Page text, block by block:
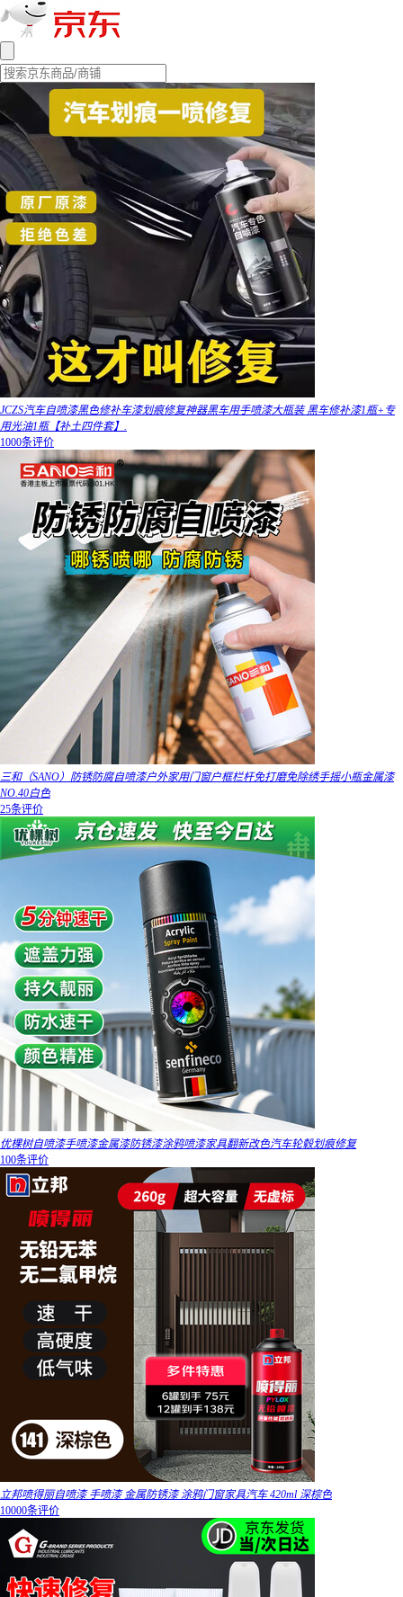
JCZS汽车自喷漆黑色修补车漆划痕修复神器黑车用手喷漆大瓶装 黑车修补漆1瓶+专
用光油1瓶【补土四件套】.
1000条评价
三和（SANO）防锈防腐自喷漆户外家用门窗户框栏杆免打磨免除绣手摇小瓶金属漆
NO.40白色
25条评价
优棵树自喷漆手喷漆金属漆防锈漆涂鸦喷漆家具翻新改色汽车轮毂划痕修复
100条评价
立邦喷得丽自喷漆 手喷漆 金属防锈漆 涂鸦门窗家具汽车 420ml 深棕色
10000条评价